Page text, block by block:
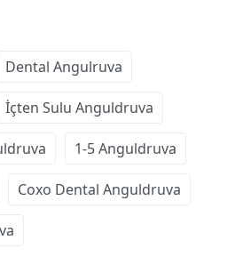
Dental Angulruva
İçten Sulu Anguldruva
1-5 Anguldruva
Coxo Dental Anguldruva